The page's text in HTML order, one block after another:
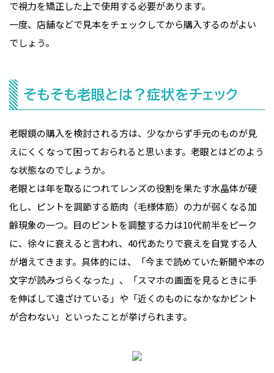
で視力を矯正した上で使用する必要があります。
一度、店舗などで見本をチェックしてから購入するのがよい
でしょう。
そもそも老眼とは？症状をチェック
老眼鏡の購入を検討される方は、少なからず手元のものが見
えにくくなって困っておられると思います。老眼とはどのよう
な状態なのでしょうか。
老眼とは年を取るにつれてレンズの役割を果たす水晶体が硬
化し、ピントを調節する筋肉（毛様体筋）の力が弱くなる加
齢現象の一つ。目のピントを調整する力は10代前半をピーク
に、徐々に衰えると言われ、40代あたりで衰えを自覚する人
が増えてきます。具体的には、「今まで読めていた新聞や本の
文字が読みづらくなった」、「スマホの画面を見るときに手
を伸ばして遠ざけている」や「近くのものになかなかピント
が合わない」といったことが挙げられます。